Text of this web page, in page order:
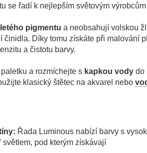
se řadí k nejlepším světovým
pigmentu a neobsahují volskou
činidla. Díky tomu získáte při malování
a čistotu barvy.
a rozmíchejte s kapkou vody do
klasický štětec na akvarel nebo
Řada Luminous nabízí barvy s
světlem, pod kterým získávají